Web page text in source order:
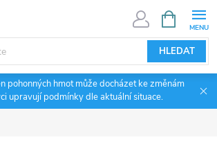
HLEDAT
NÁKUPNÍ
KOŠÍK
pohonných hmot může docházet ke změnám
upravují podmínky dle aktuální situace.